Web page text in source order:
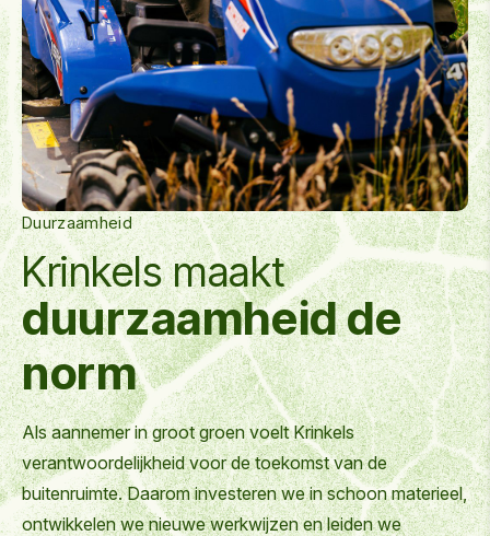
Duurzaamheid
Krinkels maakt
duurzaamheid de
norm
Als aannemer in groot groen voelt Krinkels
verantwoordelijkheid voor de toekomst van de
buitenruimte. Daarom investeren we in schoon materieel,
ontwikkelen we nieuwe werkwijzen en leiden we